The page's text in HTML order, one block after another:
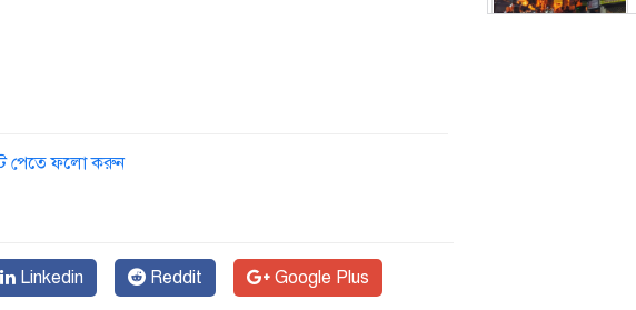
পেতে ফলো করুন
Linkedin Reddit Google Plus